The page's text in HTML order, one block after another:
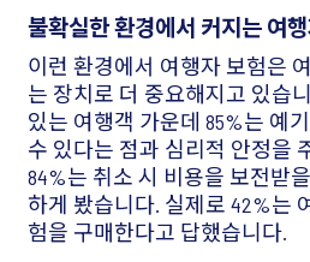
불확실한 환경에서 커지는 여
이런 환경에서 여행자 보험은
는 장치로 더 중요해지고 있습
있는 여행객 가운데 85%는 예
수 있다는 점과 심리적 안정을
84%는 취소 시 비용을 보전받
하게 봤습니다. 실제로 42%는
험을 구매한다고 답했습니다.